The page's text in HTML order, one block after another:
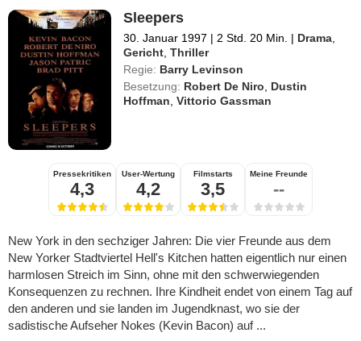
Sleepers
30. Januar 1997 | 2 Std. 20 Min. | Drama
Gericht ,Thriller
Regie: Barry Levinson
Besetzung: Robert De Niro
Dustin
Hoffman ,Vittorio Gassman
Pressekritiken
4,3
User-Wertung
4,2
Filmstarts
3,5
Meine Freunde
--
New York in den sechziger Jahren: Die vier Freunde aus dem
New Yorker Stadtviertel Hell's Kitchen hatten eigentlich nur einen
harmlosen Streich im Sinn, ohne mit den schwerwiegenden
Konsequenzen zu rechnen. Ihre Kindheit endet von einem Tag auf
den anderen und sie landen im Jugendknast, wo sie der
sadistische Aufseher Nokes (Kevin Bacon) auf ...